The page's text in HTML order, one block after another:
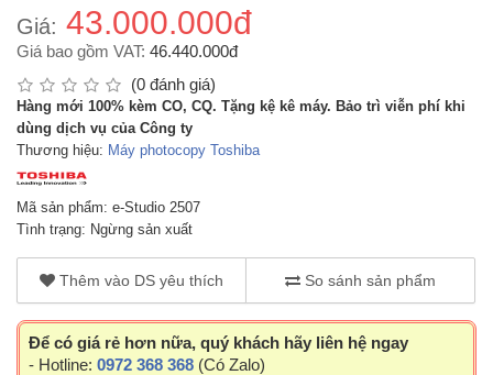
Giá: 43.000.000đ
Giá bao gồm VAT: 46.440.000đ
(0 đánh giá)
Hàng mới 100% kèm CO, CQ. Tặng kệ kê máy. Bảo trì viễn phí khi
dùng dịch vụ của Công ty
Thương hiệu: Máy photocopy Toshiba
Mã sản phẩm: e-Studio 2507
Tình trạng: Ngừng sản xuất
Thêm vào DS yêu thích So sánh sản phẩm
Để có giá rẻ hơn nữa, quý khách hãy liên hệ ngay
- Hotline: 0972 368 368 (Có Zalo)